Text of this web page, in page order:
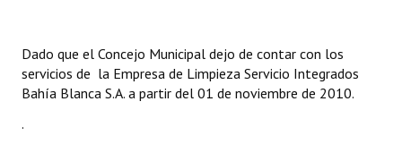
DOCUMENTOS
Dado que el Concejo Municipal dejo de contar con los
servicios de la Empresa de Limpieza Servicio Integrados
Bahía Blanca S.A. a partir del 01 de noviembre de 2010.
.